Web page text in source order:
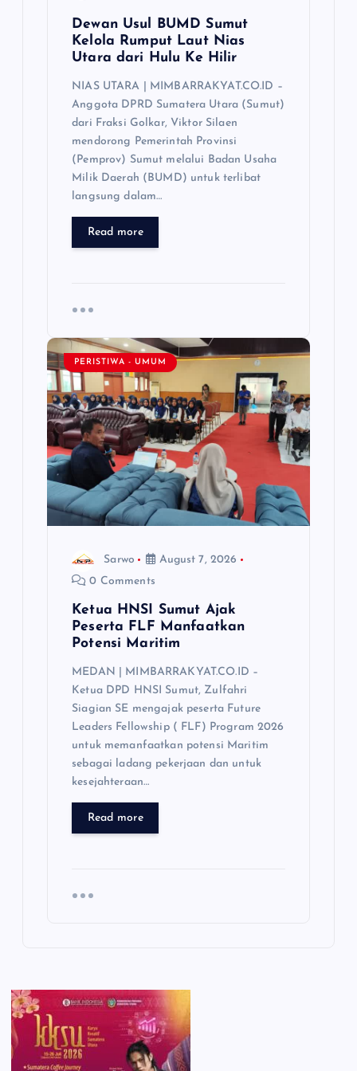
Dewan Usul BUMD Sumut
Kelola Rumput Laut Nias
Utara dari Hulu Ke Hilir
NIAS UTARA | MIMBARRAKYAT.CO.ID –
Anggota DPRD Sumatera Utara (Sumut)
dari Fraksi Golkar, Viktor Silaen
mendorong Pemerintah Provinsi
(Pemprov) Sumut melalui Badan Usaha
Milik Daerah (BUMD) untuk terlibat
langsung dalam…
Read more
PERISTIWA - UMUM
Sarwo
August 7, 2026
0 Comments
Ketua HNSI Sumut Ajak
Peserta FLF Manfaatkan
Potensi Maritim
MEDAN | MIMBARRAKYAT.CO.ID –
Ketua DPD HNSI Sumut, Zulfahri
Siagian SE mengajak peserta Future
Leaders Fellowship ( FLF) Program 2026
untuk memanfaatkan potensi Maritim
sebagai ladang pekerjaan dan untuk
kesejahteraan…
Read more